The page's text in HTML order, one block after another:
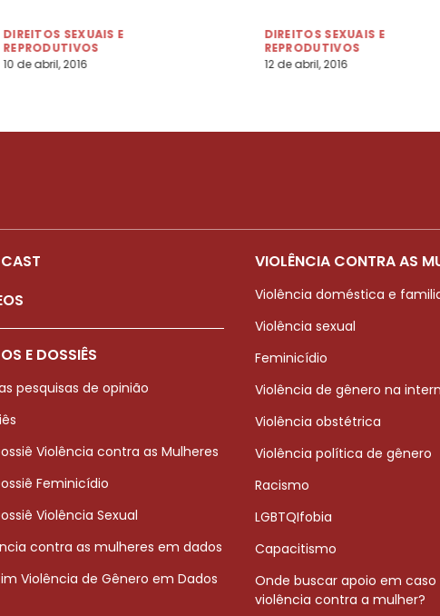
DIREITOS SEXUAIS E
REPRODUTIVOS
10 de abril, 2016
DIREITOS SEXUAIS E
REPRODUTIVOS
12 de abril, 2016
E DOSSIÊS
pesquisas de opinião
Violência contra as Mulheres
Feminicídio
Violência Sexual
contra as mulheres em dados
Violência de Gênero em Dados
VIOLÊNCIA CONTRA AS
Violência doméstica e
Violência sexual
Feminicídio
Violência de gênero na
Violência obstétrica
Violência política de gênero
Racismo
LGBTQIfobia
Capacitismo
Onde buscar apoio em caso
violência contra a mulher?